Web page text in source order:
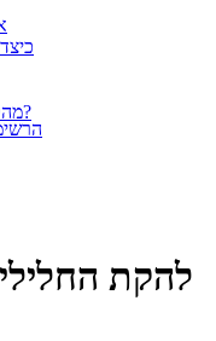
מהקלטה לתקליט, מה קורה בדרך?
להקת